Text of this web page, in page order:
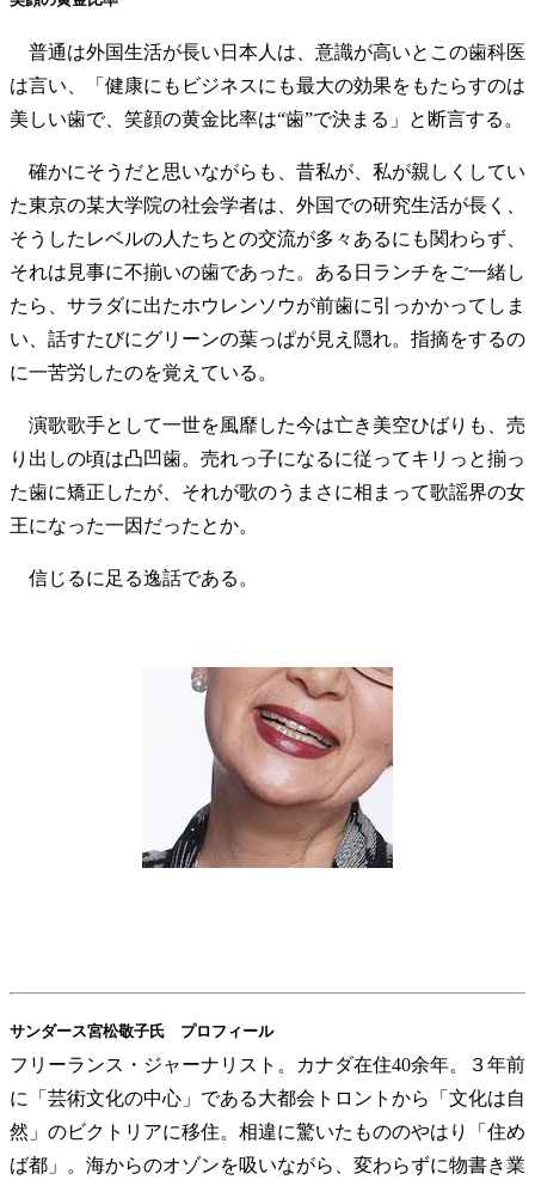
普通は外国生活が長い日本人は、意識が高いとこの歯科医
は言い、「健康にもビジネスにも最大の効果をもたらすのは
美しい歯で、笑顔の黄金比率は“歯”で決まる」と断言する。
確かにそうだと思いながらも、昔私が、私が親しくしてい
た東京の某大学院の社会学者は、外国での研究生活が長く、
そうしたレベルの人たちとの交流が多々あるにも関わらず、
それは見事に不揃いの歯であった。ある日ランチをご一緒し
たら、サラダに出たホウレンソウが前歯に引っかかってしま
い、話すたびにグリーンの葉っぱが見え隠れ。指摘をするの
に一苦労したのを覚えている。
演歌歌手として一世を風靡した今は亡き美空ひばりも、売
り出しの頃は凸凹歯。売れっ子になるに従ってキリっと揃っ
た歯に矯正したが、それが歌のうまさに相まって歌謡界の女
王になった一因だったとか。
信じるに足る逸話である。
サンダース宮松敬子氏 プロフィール
フリーランス・ジャーナリスト。カナダ在住40余年。３年前
に「芸術文化の中心」である大都会トロントから「文化は自
然」のビクトリアに移住。相違に驚いたもののやはり「住め
ば都」。海からのオゾンを吸いながら、変わらずに物書き業